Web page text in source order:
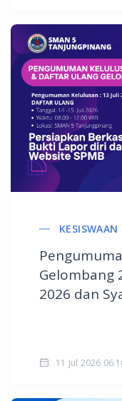
KESISWAAN
Gelombang
2026 dan
11 Jul 2026